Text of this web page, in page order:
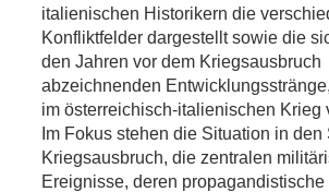
italienischen Historikern die
Konfliktfelder dargestellt sowie die
den Jahren vor dem Kriegsausbruch
abzeichnenden
im österreichisch-italienischen Krieg
Im Fokus stehen die Situation in den
Kriegsausbruch, die zentralen
Ereignisse, deren propagandistische